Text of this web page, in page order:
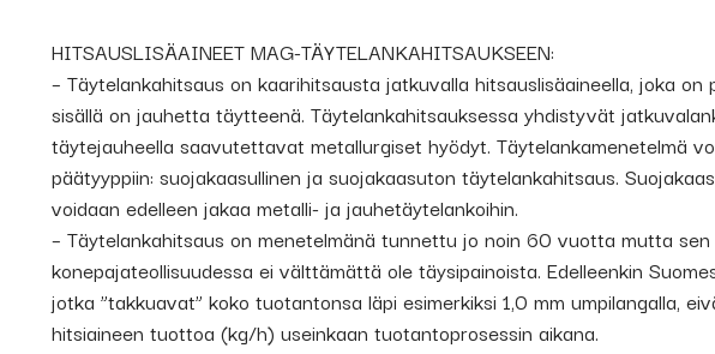
HITSAUSLISÄAINEET MAG-TÄYTELANKAHITSAUKSEEN:
– Täytelankahitsaus on kaarihitsausta jatkuvalla hitsauslisäaineella, joka on
sisällä on jauhetta täytteenä. Täytelankahitsauksessa yhdistyvät
täytejauheella saavutettavat metallurgiset hyödyt. Täytelankamenetelmä
päätyyppiin: suojakaasullinen ja suojakaasuton täytelankahitsaus.
voidaan edelleen jakaa metalli- ja jauhetäytelankoihin.
– Täytelankahitsaus on menetelmänä tunnettu jo noin 60 vuotta mutta
konepajateollisuudessa ei välttämättä ole täysipainoista. Edelleenkin
jotka ”takkuavat” koko tuotantonsa läpi esimerkiksi 1,0 mm umpilangalla,
hitsiaineen tuottoa (kg/h) useinkaan tuotantoprosessin aikana.